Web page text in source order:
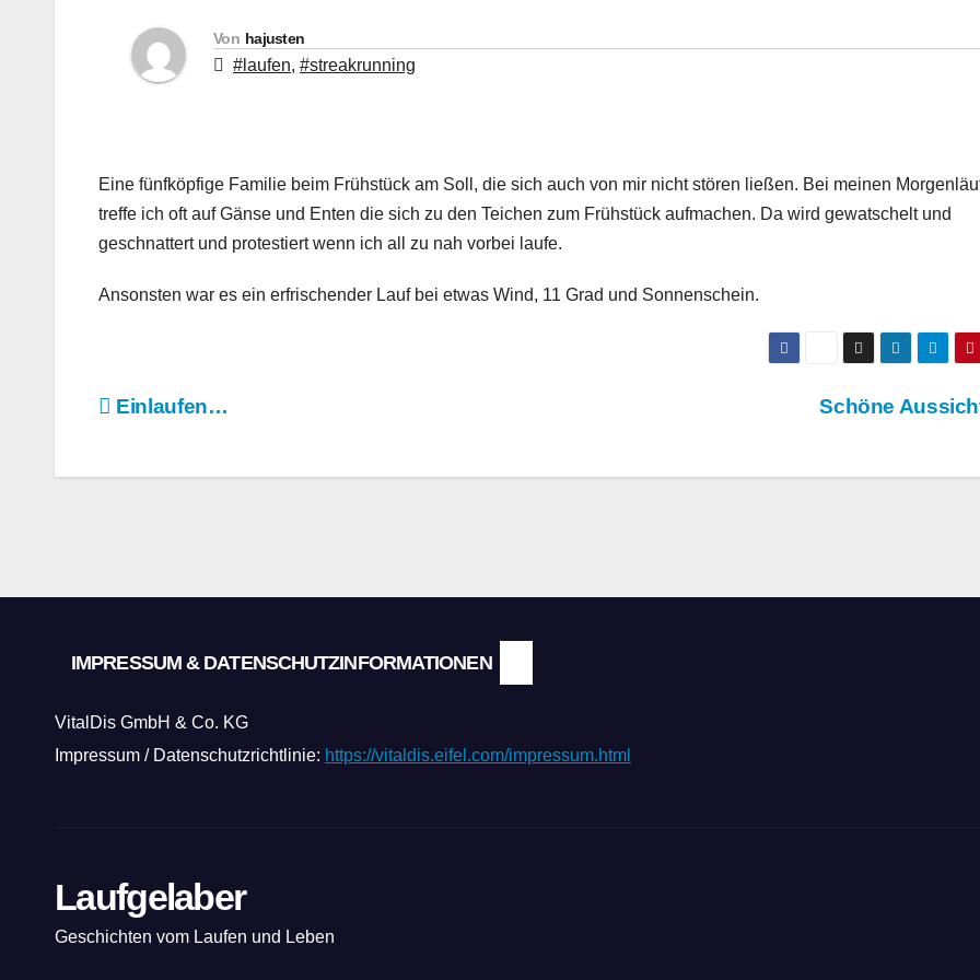
Von hajusten
#laufen, #streakrunning
Eine fünfköpfige Familie beim Frühstück am Soll, die sich auch von mir nicht stören ließen. Bei meinen
treffe ich oft auf Gänse und Enten die sich zu den Teichen zum Frühstück aufmachen. Da wird gewatschelt und
geschnattert und protestiert wenn ich all zu nah vorbei laufe.
Ansonsten war es ein erfrischender Lauf bei etwas Wind, 11 Grad und Sonnenschein.
Beitragsnavigation Schöne
Einlaufen…
IMPRESSUM & DATENSCHUTZINFORMATIONEN
VitalDis GmbH & Co. KG
Impressum / Datenschutzrichtlinie: https://vitaldis.eifel.com/impressum.html
Laufgelaber
Geschichten vom Laufen und Leben